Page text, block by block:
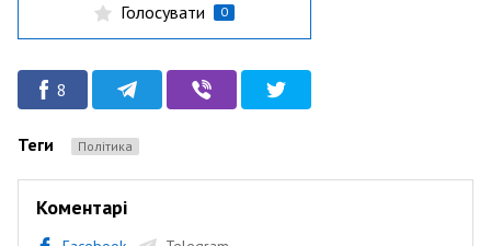
Голосувати 0
8
Теги Політика
Коментарі